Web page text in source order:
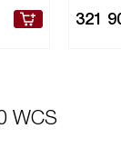
321
WCS